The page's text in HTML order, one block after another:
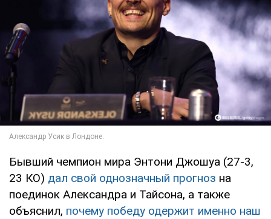
Бывший чемпион мира Энтони Джошуа (27-3,
23 КО) дал свой однозначный прогноз на
поединок Александра и Тайсона, а также
объяснил, почему победу одержит именно наш